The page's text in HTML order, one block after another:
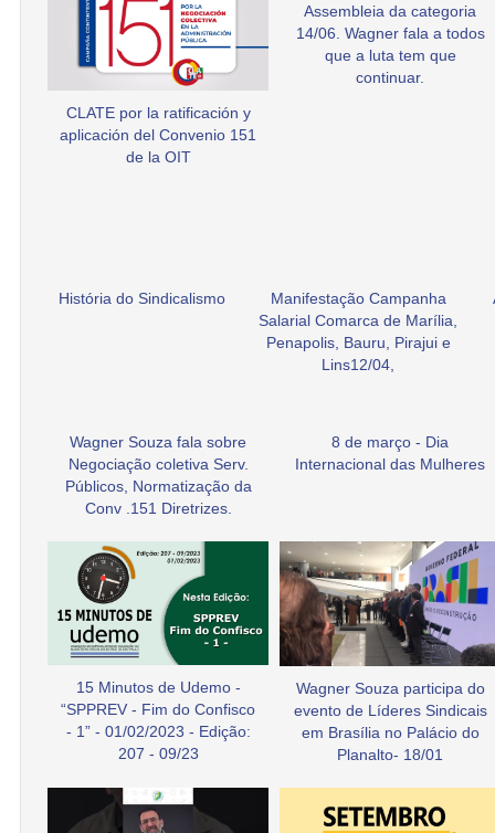
CLATE por la ratificación y
aplicación del Convenio 151
de la OIT
Assembleia da categoria
14/06. Wagner fala a todos
que a luta tem que
continuar.
História do Sindicalismo
Manifestação Campanha
Salarial Comarca de Marília,
Penapolis, Bauru, Pirajui e
Lins12/04,
Wagner Souza fala sobre
Negociação coletiva Serv.
Públicos, Normatização da
Conv .151 Diretrizes.
8 de março - Dia
Internacional das Mulheres
15 Minutos de Udemo -
“SPPREV - Fim do Confisco
- 1” - 01/02/2023 - Edição:
207 - 09/23
Wagner Souza participa do
evento de Líderes Sindicais
em Brasília no Palácio do
Planalto- 18/01